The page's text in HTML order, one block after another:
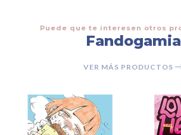
Puede que te interesen otros
Fandogamia
VER MÁS PRODUCTOS